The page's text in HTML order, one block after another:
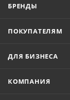
БРЕНДЫ
ПОКУПАТЕЛЯМ
ДЛЯ БИЗНЕСА
КОМПАНИЯ